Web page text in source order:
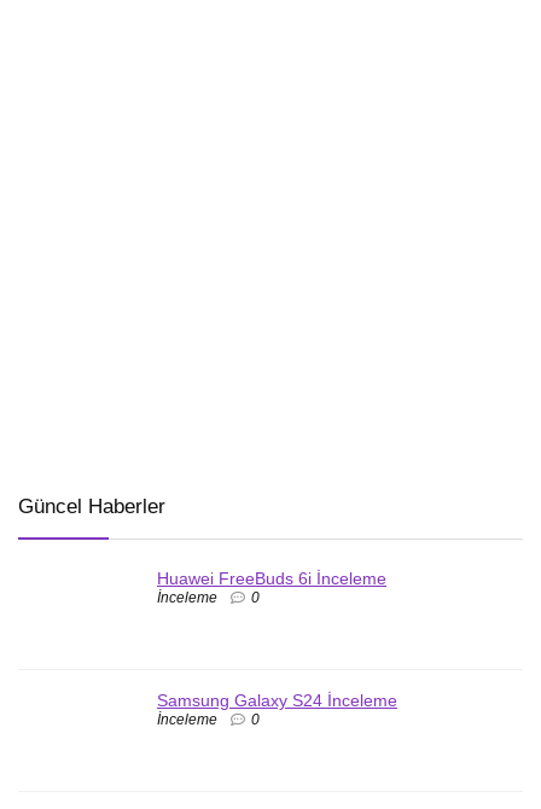
Güncel Haberler
Huawei FreeBuds 6i İnceleme
İnceleme 0
Samsung Galaxy S24 İnceleme
İnceleme 0